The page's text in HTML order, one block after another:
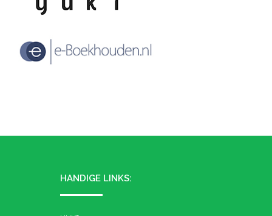
HANDIGE LINKS: